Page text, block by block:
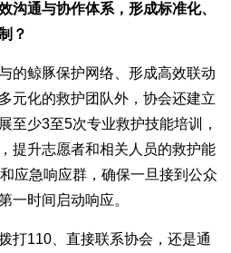
沟通与协作体系，形成标准化、
？
的鲸豚保护网络、形成高效联动
元化的救护团队外，协会还建立
至少3至5次专业救护技能培训，
提升志愿者和相关人员的救护能
应急响应群，确保一旦接到公众
一时间启动响应。
110、直接联系协会，还是通